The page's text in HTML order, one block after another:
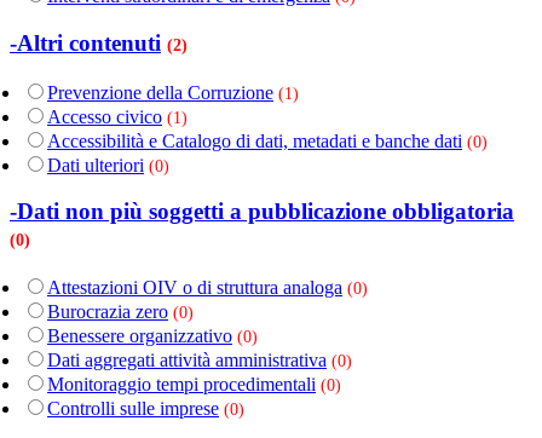
-Altri contenuti (2)
Prevenzione della Corruzione (1)
Accesso civico (1)
Accessibilità e Catalogo di dati, metadati e banche dati (0)
Dati ulteriori (0)
-Dati non più soggetti a pubblicazione obbligatoria
(0)
Attestazioni OIV o di struttura analoga (0)
Burocrazia zero (0)
Benessere organizzativo (0)
Dati aggregati attività amministrativa (0)
Monitoraggio tempi procedimentali (0)
Controlli sulle imprese (0)